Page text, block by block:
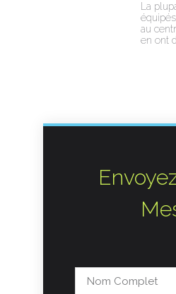
La
au
en ont